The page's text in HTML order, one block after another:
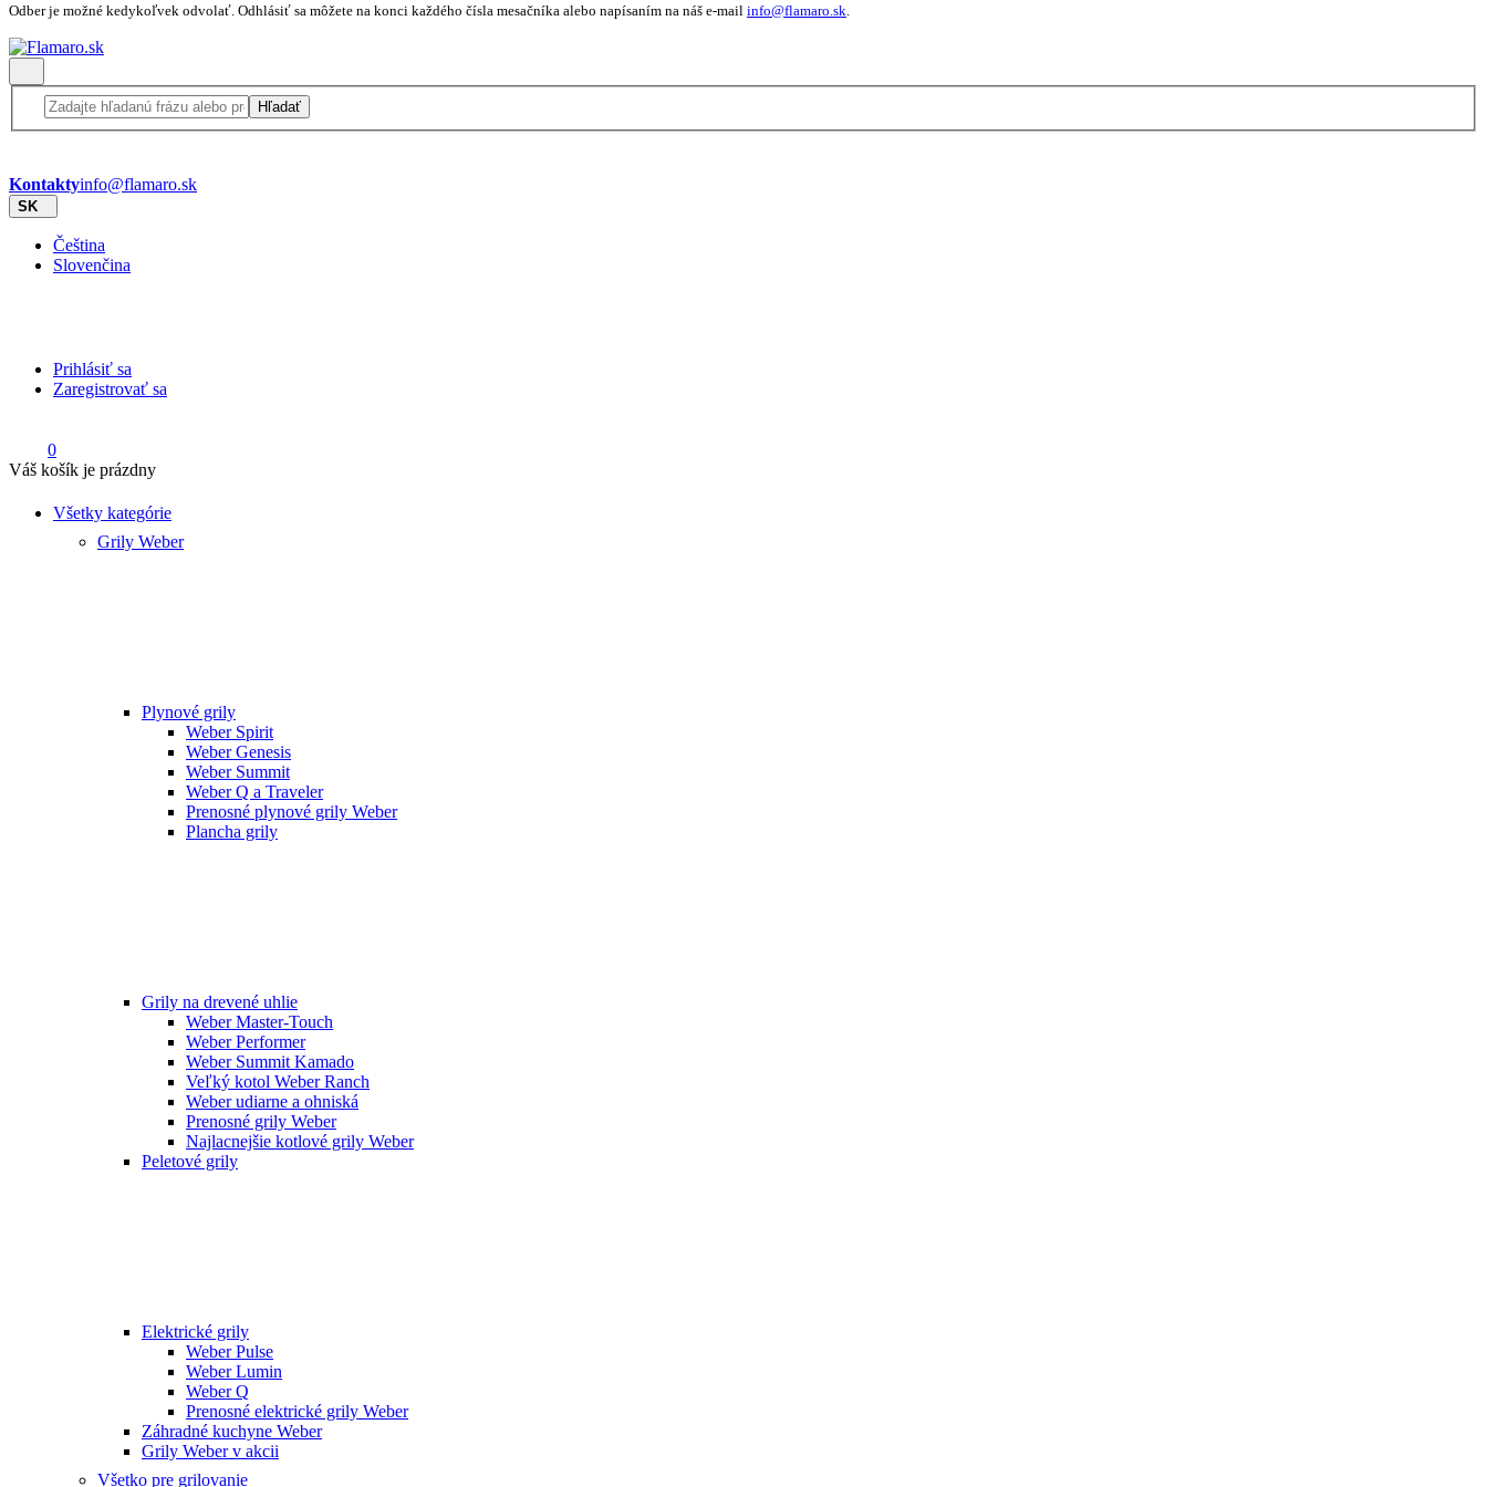
Odber je možné kedykoľvek odvolať. Odhlásiť sa môžete na konci každého čísla mesačníka alebo napísaním na náš e-mail info@flamaro.sk.
Hľadať
Kontaktyinfo@flamaro.sk
SK
Čeština
Slovenčina
Prihlásiť sa
Zaregistrovať sa
0
Váš košík je prázdny
Všetky kategórie
Grily Weber
Plynové grily
Weber Spirit
Weber Genesis
Weber Summit
Weber Q a Traveler
Prenosné plynové grily Weber
Plancha grily
Grily na drevené uhlie
Weber Master-Touch
Weber Performer
Weber Summit Kamado
Veľký kotol Weber Ranch
Weber udiarne a ohniská
Prenosné grily Weber
Najlacnejšie kotlové grily Weber
Peletové grily
Elektrické grily
Weber Pulse
Weber Lumin
Weber Q
Prenosné elektrické grily Weber
Záhradné kuchyne Weber
Grily Weber v akcii
Všetko pre grilovanie